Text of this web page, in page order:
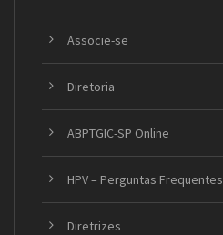
Associe-se
Diretoria
ABPTGIC-SP Online
HPV – Perguntas Frequentes
Diretrizes